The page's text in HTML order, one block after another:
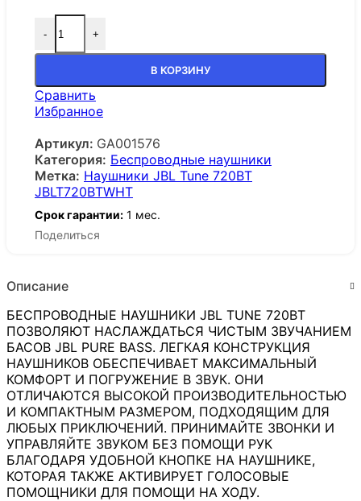
- +
В КОРЗИНУ
Сравнить
Избранное
Артикул: GA001576
Категория: Беспроводные наушники
Метка: Наушники JBL Tune 720BT
JBLT720BTWHT
Срок гарантии: 1 мес.
Поделиться
Описание
БЕСПРОВОДНЫЕ НАУШНИКИ JBL TUNE 720BT
ПОЗВОЛЯЮТ НАСЛАЖДАТЬСЯ ЧИСТЫМ ЗВУЧАНИЕМ
БАСОВ JBL PURE BASS. ЛЕГКАЯ КОНСТРУКЦИЯ
НАУШНИКОВ ОБЕСПЕЧИВАЕТ МАКСИМАЛЬНЫЙ
КОМФОРТ И ПОГРУЖЕНИЕ В ЗВУК. ОНИ
ОТЛИЧАЮТСЯ ВЫСОКОЙ ПРОИЗВОДИТЕЛЬНОСТЬЮ
И КОМПАКТНЫМ РАЗМЕРОМ, ПОДХОДЯЩИМ ДЛЯ
ЛЮБЫХ ПРИКЛЮЧЕНИЙ. ПРИНИМАЙТЕ ЗВОНКИ И
УПРАВЛЯЙТЕ ЗВУКОМ БЕЗ ПОМОЩИ РУК
БЛАГОДАРЯ УДОБНОЙ КНОПКЕ НА НАУШНИКЕ,
КОТОРАЯ ТАКЖЕ АКТИВИРУЕТ ГОЛОСОВЫЕ
ПОМОЩНИКИ ДЛЯ ПОМОЩИ НА ХОДУ.